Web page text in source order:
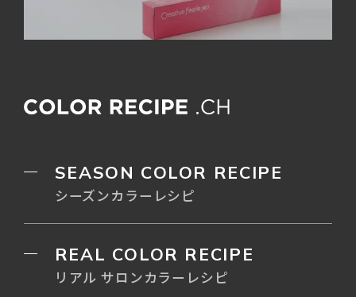
SEASON COLOR RECIPE
シーズンカラーレシピ
REAL COLOR RECIPE
リアル サロンカラーレシピ